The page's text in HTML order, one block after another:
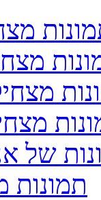
של
תמונות